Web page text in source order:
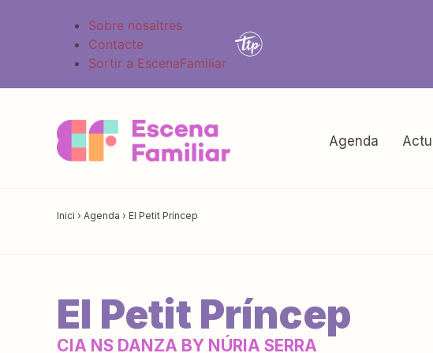
Sobre nosaltres
Contacte
Sortir a EscenaFamiliar
Agenda
Inici › Agenda › El Petit Príncep
El Petit Príncep
CIA NS DANZA BY NÚRIA SERRA